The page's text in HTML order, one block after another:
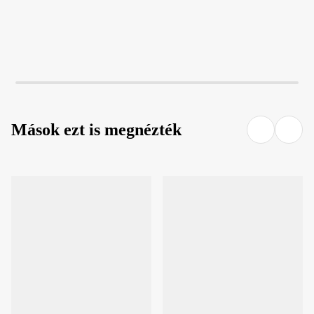
Mások ezt is megnézték